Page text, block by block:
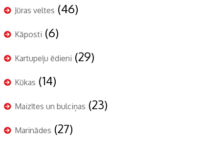
Jūras veltes (46)
Kāposti (6)
Kartupeļu ēdieni (29)
Kūkas (14)
Maizītes un bulciņas (23)
Marinādes (27)